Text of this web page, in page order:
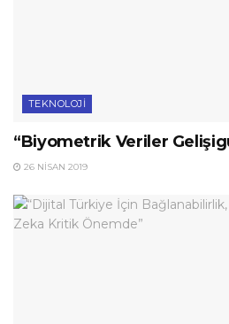
TEKNOLOJI
“Biyometrik Veriler
26 NISAN 2019